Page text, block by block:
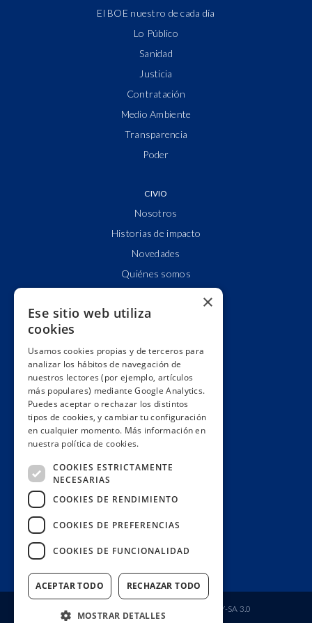
El BOE nuestro de cada día
Lo Público
Sanidad
Justicia
Contratación
Medio Ambiente
Transparencia
Poder
CIVIO
Nosotros
Historias de impacto
Novedades
Quiénes somos
Alianzas y redes
Impacto
Premios
Formación
Código ético
Re-publica
Muro de donantes
Únete aquí
Fundación Ciudadana Civio CC BY-SA 3.0
×
Ese sitio web utiliza
cookies
Usamos cookies propias y de terceros para
analizar los hábitos de navegación de
nuestros lectores (por ejemplo, artículos
más populares) mediante Google Analytics.
Puedes aceptar o rechazar los distintos
tipos de cookies, y cambiar tu configuración
en cualquier momento. Más información en
nuestra política de cookies.
COOKIES ESTRICTAMENTE
NECESARIAS
COOKIES DE RENDIMIENTO
COOKIES DE PREFERENCIAS
COOKIES DE FUNCIONALIDAD
ACEPTAR TODO RECHAZAR TODO
MOSTRAR DETALLES